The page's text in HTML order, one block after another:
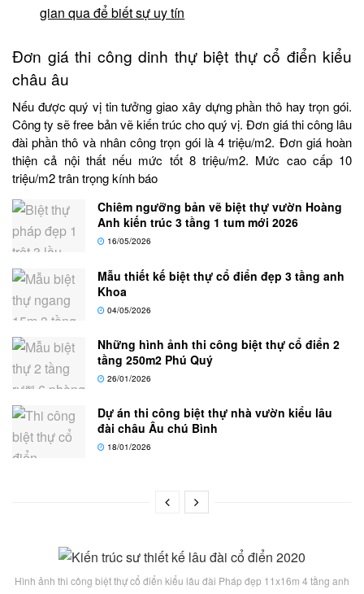
gian qua để biết sự uy tín
Đơn giá thi công dinh thự biệt thự cổ điển kiểu
châu âu
Nếu được quý vị tin tưởng giao xây dựng phần thô hay trọn gói.
Công ty sẽ free bản vẽ kiến trúc cho quý vị. Đơn giá thi công lâu
đài phần thô và nhân công trọn gói là 4 triệu/m2. Đơn giá hoàn
thiện cả nội thất nếu mức tốt 8 triệu/m2. Mức cao cấp 10
triệu/m2 trân trọng kính báo
Chiêm ngưỡng bản vẽ biệt thự vườn Hoàng
Anh kiến trúc 3 tầng 1 tum mới 2026
16/05/2026
Mẫu thiết kế biệt thự cổ điển đẹp 3 tầng anh
Khoa
04/05/2026
Những hình ảnh thi công biệt thự cổ điển 2
tầng 250m2 Phú Quý
26/01/2026
Dự án thi công biệt thự nhà vườn kiểu lâu
đài châu Âu chú Bình
18/01/2026
Hình ảnh thi công biệt thự cổ điển kiểu lâu đài Pháp đẹp 11x16m 4 tầng anh